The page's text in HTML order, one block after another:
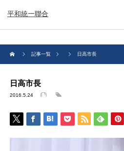
平和統一聯合
記事一覧 日高市長
日高市長
2016.5.24